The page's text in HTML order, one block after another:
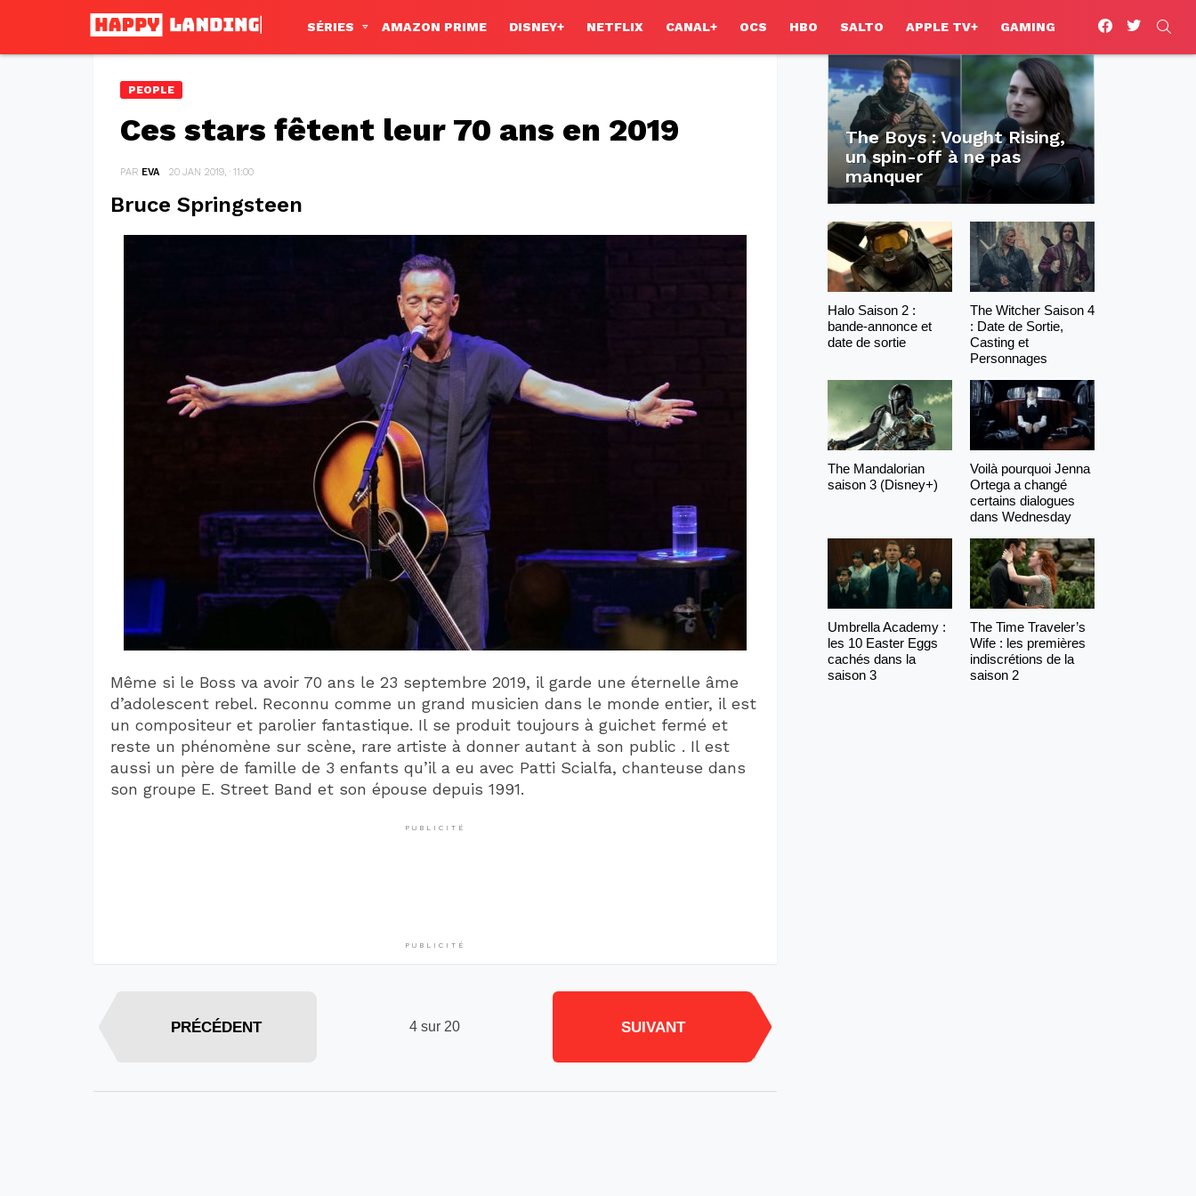
SÉRIES AMAZON PRIME DISNEY+ NETFLIX CANAL+ OCS HBO SALTO APPLE TV+ GAMING
facebooktwitter
PEOPLE
Ces stars fêtent leur 70 ans en 2019
PAR EVA 20 JAN 2019, · 11:00
Bruce Springsteen
Même si le Boss va avoir 70 ans le 23 septembre 2019, il garde une éternelle âme
d’adolescent rebel. Reconnu comme un grand musicien dans le monde entier, il est
un compositeur et parolier fantastique. Il se produit toujours à guichet fermé et
reste un phénomène sur scène, rare artiste à donner autant à son public . Il est
aussi un père de famille de 3 enfants qu’il a eu avec Patti Scialfa, chanteuse dans
son groupe E. Street Band et son épouse depuis 1991.
PUBLICITÉ
PUBLICITÉ
4 sur 20
PRÉCÉDENT SUIVANT
The Boys : Vought Rising,
un spin-off à ne pas
manquer
Halo Saison 2 :
bande-annonce et
date de sortie
The Witcher Saison 4
: Date de Sortie,
Casting et
Personnages
The Mandalorian
saison 3 (Disney+)
Voilà pourquoi Jenna
Ortega a changé
certains dialogues
dans Wednesday
Umbrella Academy :
les 10 Easter Eggs
cachés dans la
saison 3
The Time Traveler’s
Wife : les premières
indiscrétions de la
saison 2